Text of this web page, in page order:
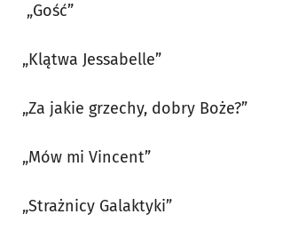
„Gość”
„Klątwa Jessabelle”
„Za jakie grzechy, dobry Boże?”
„Mów mi Vincent”
„Strażnicy Galaktyki”